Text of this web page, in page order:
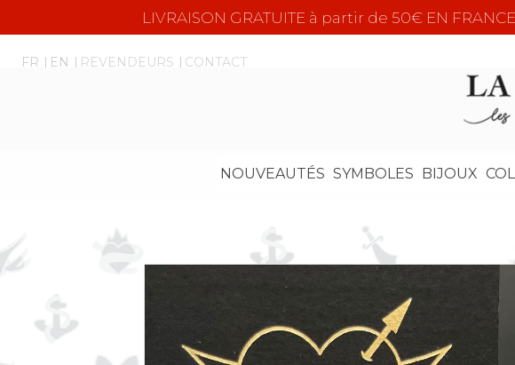
LIVRAISON GRATUITE à partir de 50€ EN
FR EN REVENDEURS CONTACT
NOUVEAUTÉS SYMBOLES BIJOUX